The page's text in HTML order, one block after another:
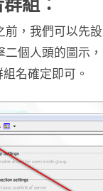
組：
前，我們可以先
二個人頭的圖示
組名確定即可。